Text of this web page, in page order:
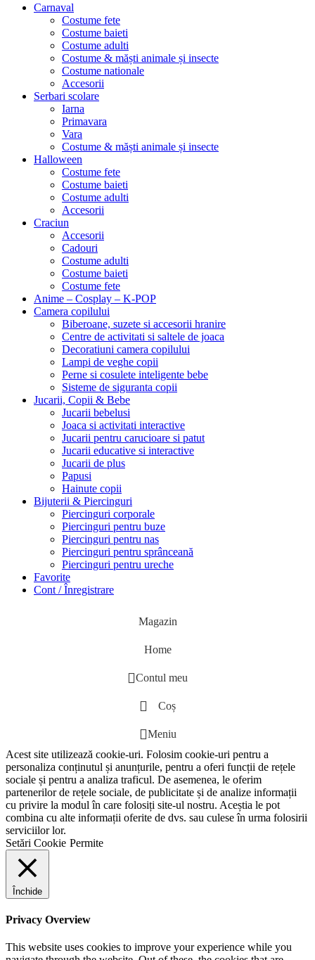
Carnaval
Costume fete
Costume baieti
Costume adulti
Costume & măști animale și insecte
Costume nationale
Accesorii
Serbari scolare
Iarna
Primavara
Vara
Costume & măști animale și insecte
Halloween
Costume fete
Costume baieti
Costume adulti
Accesorii
Craciun
Accesorii
Cadouri
Costume adulti
Costume baieti
Costume fete
Anime – Cosplay – K‑POP
Camera copilului
Biberoane, suzete si accesorii hranire
Centre de activitati si saltele de joaca
Decoratiuni camera copilului
Lampi de veghe copii
Perne si cosulete inteligente bebe
Sisteme de siguranta copii
Jucarii, Copii & Bebe
Jucarii bebelusi
Joaca si activitati interactive
Jucarii pentru carucioare si patut
Jucarii educative si interactive
Jucarii de plus
Papusi
Hainute copii
Bijuterii & Piercinguri
Piercinguri corporale
Piercinguri pentru buze
Piercinguri pentru nas
Piercinguri pentru sprânceană
Piercinguri pentru ureche
Favorite
Cont / Înregistrare
Magazin
Home
Contul meu
Coș
Meniu
Acest site utilizează cookie-uri. Folosim cookie-uri pentru a
personaliza conținutul și anunțurile, pentru a oferi funcții de rețele
sociale și pentru a analiza traficul. De asemenea, le oferim
partenerilor de rețele sociale, de publicitate și de analize informații
cu privire la modul în care folosiți site-ul nostru. Aceștia le pot
combina cu alte informații oferite de dvs. sau culese în urma folosirii
serviciilor lor.
Setări Cookie Permite
Închide
Privacy Overview
This website uses cookies to improve your experience while you